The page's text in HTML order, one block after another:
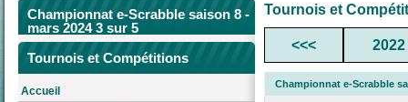
Championnat e-Scrabble saison 8 -
mars 2024 3 sur 5
Tournois et Compétitions
Accueil
Tournois et
<<< 2022
Championnat e-Scrabble